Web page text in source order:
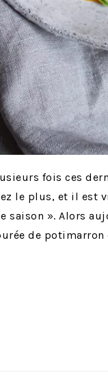
fois ces
le plus, et il est
saison ». Alors
de